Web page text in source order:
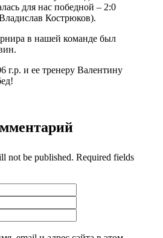
для нас победной – 2:0
Кострюков).
в нашей команде был
г.р. и ее тренеру Валентину
not be published. Required fields